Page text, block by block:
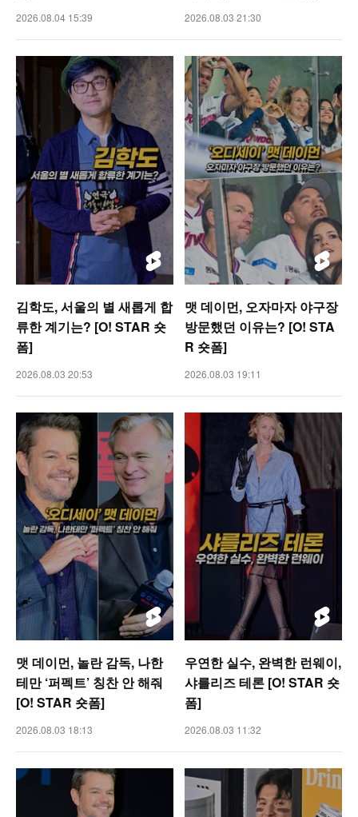
2026.08.04 15:39 2026.08.03 21:30
김학도, 서울의 별 새롭게 합
류한 계기는? [O! STAR 숏
폼]
2026.08.03 20:53
맷 데이먼, 오자마자 야구장
방문했던 이유는? [O! STA
R 숏폼]
2026.08.03 19:11
맷 데이먼, 놀란 감독, 나한
테만 ‘퍼펙트’ 칭찬 안 해줘
[O! STAR 숏폼]
2026.08.03 18:13
우연한 실수, 완벽한 런웨이,
샤를리즈 테론 [O! STAR 숏
폼]
2026.08.03 11:32